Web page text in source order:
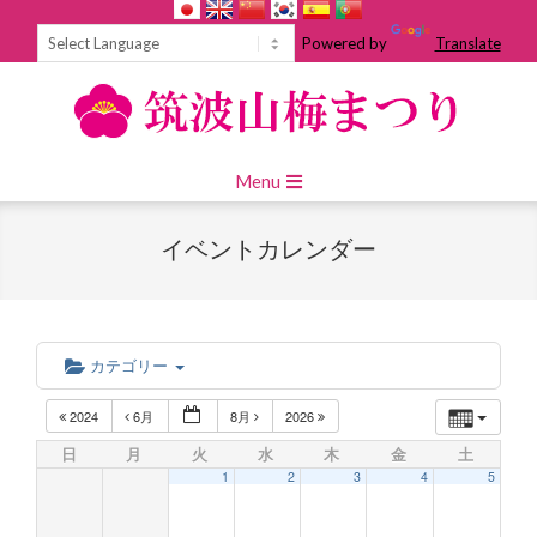
Powered by Translate
Navigation
Menu
イベントカレンダー
カテゴリー
2024 6月 8月 2026
日 月 火 水 木 金 土
1 2 3 4 5